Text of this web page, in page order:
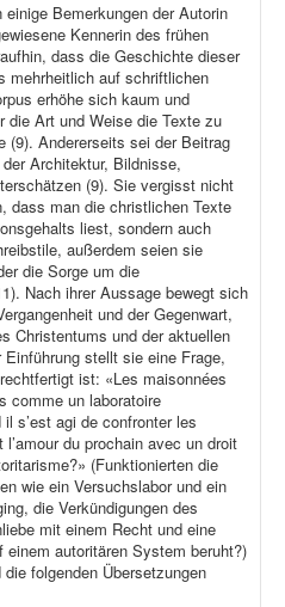
Bemerkungen der Autorin
Kennerin des frühen
dass die Geschichte dieser
mehrheitlich auf schriftlichen
erhöhe sich kaum und
die Art und Weise die Texte zu
(9). Andererseits sei der Beitrag
Architektur, Bildnisse,
(9). Sie vergisst nicht
dass man die christlichen Texte
liest, sondern auch
außerdem seien sie
die Sorge um die
Nach ihrer Aussage bewegt sich
und der Gegenwart,
Christentums und der aktuellen
stellt sie eine Frage,
ist: «Les maisonnées
comme un laboratoire
il s’est agi de confronter les
du prochain avec un droit
(Funktionierten die
wie ein Versuchslabor und ein
die Verkündigungen des
mit einem Recht und eine
autoritären System beruht?)
folgenden Übersetzungen